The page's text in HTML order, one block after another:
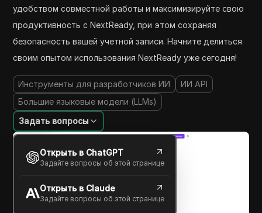
удобством совместной работы и максимизируйте свою
продуктивность с NextReady, при этом сохраняя
безопасность вашей учетной записи. Начните делиться
своим опытом использования NextReady уже сегодня!
Инструменты для разработчиков ИИ
ИИ API
Большие языковые модели (LLMs)
Задать вопросы
Открыть в ChatGPT
Задайте вопросы об этой странице
Открыть в Claude
Задайте вопросы об этой странице